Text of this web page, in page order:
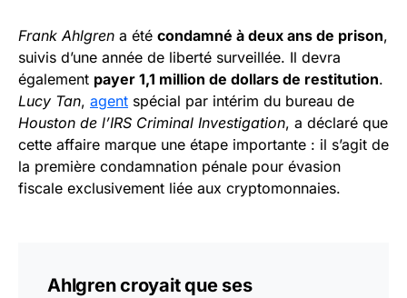
Frank Ahlgren a été condamné à deux ans de prison,
suivis d’une année de liberté surveillée. Il devra
également payer 1,1 million de dollars de restitution.
Lucy Tan, agent spécial par intérim du bureau de
Houston de l’IRS Criminal Investigation, a déclaré que
cette affaire marque une étape importante : il s’agit de
la première condamnation pénale pour évasion
fiscale exclusivement liée aux cryptomonnaies.
Ahlgren croyait que ses